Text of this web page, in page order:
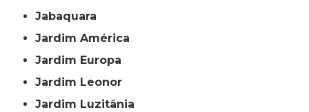
Jabaquara
Jardim América
Jardim Europa
Jardim Leonor
Jardim Luzitânia